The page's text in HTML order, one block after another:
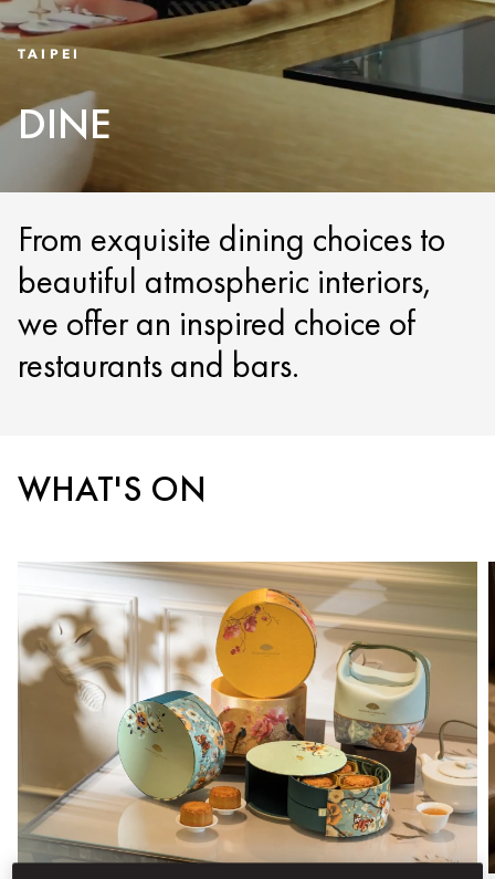
TAIPEI
DINE
From exquisite dining choices to
beautiful atmospheric interiors,
we offer an inspired choice of
restaurants and bars.
WHAT'S ON